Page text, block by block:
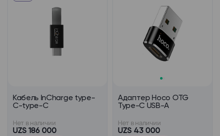
Кабель InCharge type-
C-type-C
Нет в наличии
UZS 186 000
Адаптер Hoco OTG
Type-C USB-A
Нет в наличии
UZS 43 000